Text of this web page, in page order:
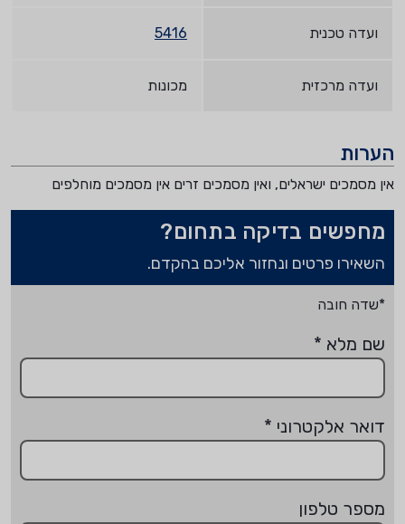
ועדה טכנית 5416
ועדה מרכזית מכונות
הערות
אין מסמכים ישראלים, ואין מסמכים זרים אין מסמכים מוחלפים
מחפשים בדיקה בתחום?
השאירו פרטים ונחזור אליכם בהקדם.
*שדה חובה
שם מלא *
דואר אלקטרוני *
מספר טלפון